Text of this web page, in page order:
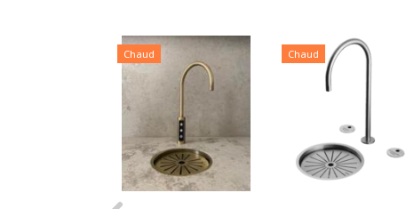
Chaud Chaud